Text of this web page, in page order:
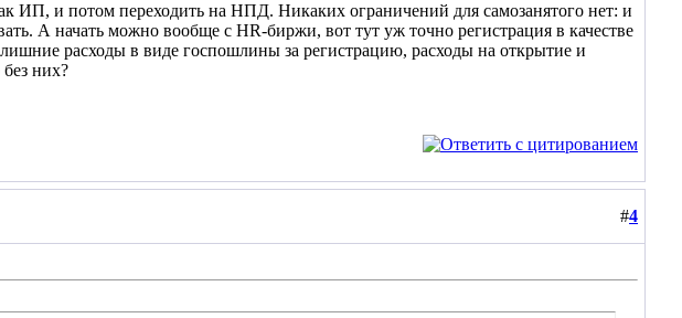
ИП, и потом переходить на НПД. Никаких ограничений для самозанятого нет: и
А начать можно вообще с HR-биржи, вот тут уж точно регистрация в качестве
расходы в виде госпошлины за регистрацию, расходы на открытие и
них?
#4